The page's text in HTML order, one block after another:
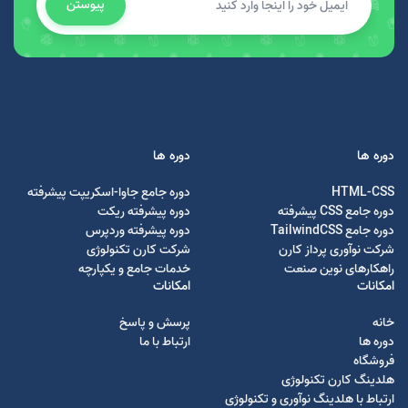
پیوستن
دوره ها
HTML-CSS
دوره جامع CSS پیشرفته
دوره جامع TailwindCSS
شرکت نوآوری پرداز کارن
راهکارهای نوین صنعت
دوره ها
دوره جامع جاوا-اسکریپت پیشرفته
دوره پیشرفته ریکت
دوره پیشرفته وردپرس
شرکت کارن تکنولوژی
خدمات جامع و یکپارچه
امکانات
خانه
دوره ها
فروشگاه
هلدینگ کارن تکنولوژی
ارتباط با هلدینگ نوآوری و تکنولوژی
امکانات
پرسش و پاسخ
ارتباط با ما